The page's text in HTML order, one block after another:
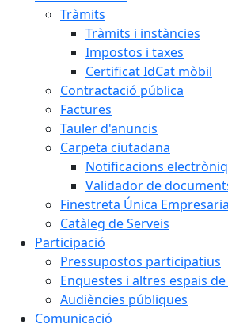
Tràmits
Tràmits i instàncies
Impostos i taxes
Certificat IdCat mòbil
Contractació pública
Factures
Tauler d'anuncis
Carpeta ciutadana
Notificacions
Validador de
Finestreta Única
Catàleg de Serveis
Participació
Pressupostos participatius
Enquestes i altres espais
Audiències públiques
Comunicació